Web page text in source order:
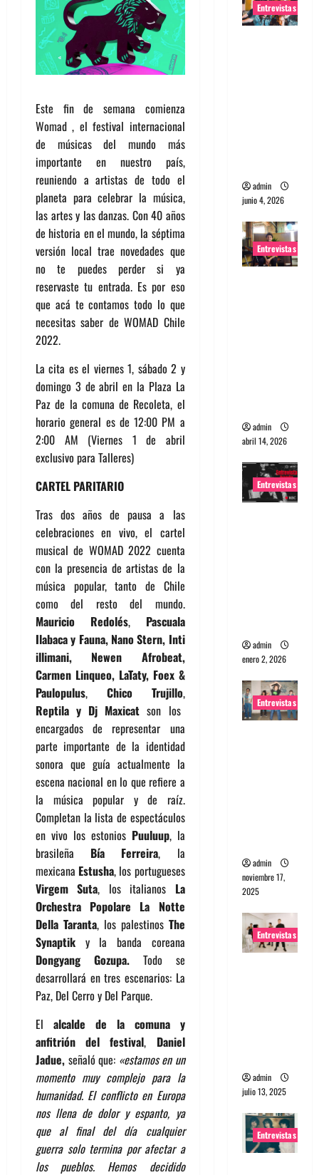
Este fin de semana comienza
Womad , el festival internacional
de músicas del mundo más
importante en nuestro país,
reuniendo a artistas de todo el
planeta para celebrar la música,
las artes y las danzas. Con 40 años
de historia en el mundo, la séptima
versión local trae novedades que
no te puedes perder si ya
reservaste tu entrada. Es por eso
que acá te contamos todo lo que
necesitas saber de WOMAD Chile
2022.
La cita es el viernes 1, sábado 2 y
domingo 3 de abril en la Plaza La
Paz de la comuna de Recoleta, el
horario general es de 12:00 PM a
2:00 AM (Viernes 1 de abril
exclusivo para Talleres)
CARTEL PARITARIO
Tras dos años de pausa a las
celebraciones en vivo, el cartel
musical de WOMAD 2022 cuenta
con la presencia de artistas de la
música popular, tanto de Chile
como del resto del mundo.
Mauricio Redolés, Pascuala
Ilabaca y Fauna, Nano Stern, Inti
illimani, Newen Afrobeat,
Carmen Linqueo, LaTaty, Foex &
Paulopulus, Chico Trujillo,
Reptila y Dj Maxicatson los
encargados de representar una
parte importante de la identidad
sonora que guía actualmente la
escena nacional en lo que refiere a
la música popular y de raíz.
Completan la lista de espectáculos
en vivo los estonios Puuluup, la
brasileña Bía Ferreira, la
mexicana Estusha, los portugueses
Virgem Suta, los italianos La
Orchestra Popolare La Notte
Della Taranta, los palestinos The
Synaptik y la banda coreana
Dongyang Gozupa. Todo se
desarrollará en tres escenarios: La
Paz, Del Cerro y Del Parque.
El alcalde de la comuna y
anfitrión del festival, Daniel
Jadue, señaló que: «estamos en un
momento muy complejo para la
humanidad. El conflicto en Europa
nos llena de dolor y espanto, ya
que al final del día cualquier
guerra solo termina por afectar a
los pueblos. Hemos decidido
Entrevistas
admin
junio 4, 2026
Entrevistas
admin
abril 14, 2026
Entrevistas
admin
enero 2, 2026
Entrevistas
admin
noviembre 17,
2025
Entrevistas
admin
julio 13, 2025
Entrevistas